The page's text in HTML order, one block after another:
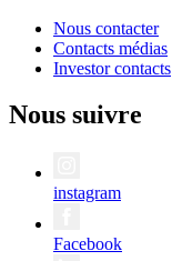
Nous contacter
Contacts médias
Investor contacts
Nous suivre
instagram
Facebook